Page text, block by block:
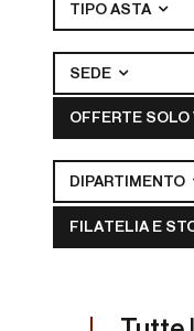
TIPO ASTA
SEDE
OFFERTE SOLO
DIPARTIMENTO
FILATELIA E